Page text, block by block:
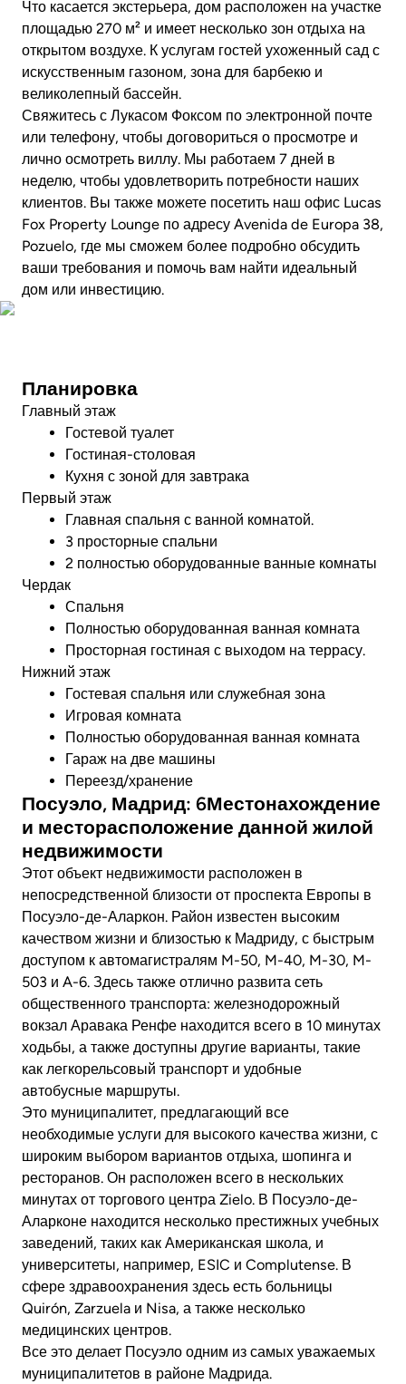
Что касается экстерьера, дом расположен на участке
площадью 270 м² и имеет несколько зон отдыха на
открытом воздухе. К услугам гостей ухоженный сад с
искусственным газоном, зона для барбекю и
великолепный бассейн.
Свяжитесь с Лукасом Фоксом по электронной почте
или телефону, чтобы договориться о просмотре и
лично осмотреть виллу. Мы работаем 7 дней в
неделю, чтобы удовлетворить потребности наших
клиентов. Вы также можете посетить наш офис Lucas
Fox Property Lounge по адресу Avenida de Europa 38,
Pozuelo, где мы сможем более подробно обсудить
ваши требования и помочь вам найти идеальный
дом или инвестицию.
Планировка
Главный этаж
Гостевой туалет
Гостиная-столовая
Кухня с зоной для завтрака
Первый этаж
Главная спальня с ванной комнатой.
3 просторные спальни
2 полностью оборудованные ванные комнаты
Чердак
Спальня
Полностью оборудованная ванная комната
Просторная гостиная с выходом на террасу.
Нижний этаж
Гостевая спальня или служебная зона
Игровая комната
Полностью оборудованная ванная комната
Гараж на две машины
Переезд/хранение
Посуэло, Мадрид: 6Местонахождение
и месторасположение данной жилой
недвижимости
Этот объект недвижимости расположен в
непосредственной близости от проспекта Европы в
Посуэло-де-Аларкон. Район известен высоким
качеством жизни и близостью к Мадриду, с быстрым
доступом к автомагистралям M-50, M-40, M-30, M-
503 и A-6. Здесь также отлично развита сеть
общественного транспорта: железнодорожный
вокзал Аравака Ренфе находится всего в 10 минутах
ходьбы, а также доступны другие варианты, такие
как легкорельсовый транспорт и удобные
автобусные маршруты.
Это муниципалитет, предлагающий все
необходимые услуги для высокого качества жизни, с
широким выбором вариантов отдыха, шопинга и
ресторанов. Он расположен всего в нескольких
минутах от торгового центра Zielo. В Посуэло-де-
Аларконе находится несколько престижных учебных
заведений, таких как Американская школа, и
университеты, например, ESIC и Complutense. В
сфере здравоохранения здесь есть больницы
Quirón, Zarzuela и Nisa, а также несколько
медицинских центров.
Все это делает Посуэло одним из самых уважаемых
муниципалитетов в районе Мадрида.